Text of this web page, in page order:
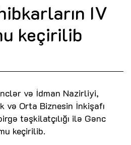
IV
keçirilib
və İdman Nazirliyi,
və Orta Biznesin İnkişafı
təşkilatçılığı ilə Gənc
keçirilib.